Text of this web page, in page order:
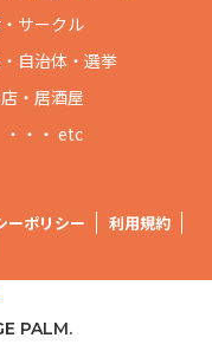
サークル
自治体・選挙
・居酒屋
・ etc
ーポリシー
利用規約
PALM.